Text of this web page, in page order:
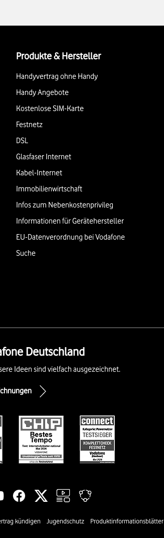
Produkte & Hersteller
Handyvertrag ohne Handy
Handy Angebote
Kostenlose SIM-Karte
Festnetz
DSL
Glasfaser Internet
Kabel-Internet
Immobilienwirtschaft
Infos zum Nebenkostenprivileg
Informationen für Gerätehersteller
EU-Datenverordnung bei Vodafone
Suche
Deutschland
Ideen sind vielfach ausgezeichnet.
kündigen Jugendschutz Produktinformationsblätter